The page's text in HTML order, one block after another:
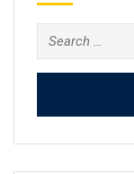
Search
for: